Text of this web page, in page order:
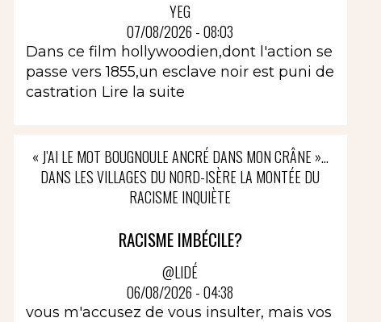
YEG
07/08/2026 - 08:03
Dans ce film hollywoodien,dont l'action se
passe vers 1855,un esclave noir est puni de
castration Lire la suite
« J’AI LE MOT BOUGNOULE ANCRÉ DANS MON CRÂNE »…
DANS LES VILLAGES DU NORD-ISÈRE LA MONTÉE DU
RACISME INQUIÈTE
RACISME IMBÉCILE?
@LIDÉ
06/08/2026 - 04:38
vous m'accusez de vous insulter, mais vos